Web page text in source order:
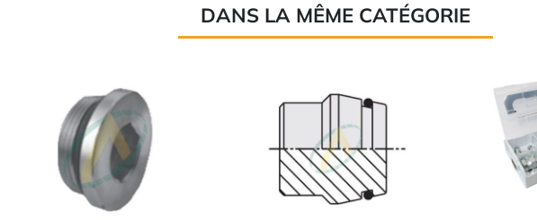
DANS LA MÊME CATÉGORIE